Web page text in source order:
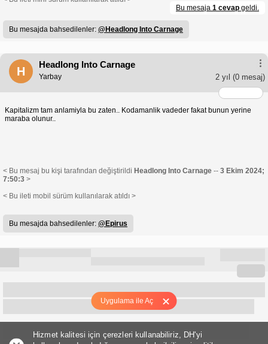
Uygulama ile Aç
Bu mesaja 1 cevap geldi.
Bu mesajda bahsedilenler: @Headlong Into Carnage
H
Headlong Into Carnage
2 yıl (0 mesaj)
Yarbay
Kapitalizm tam anlamiyla bu zaten.. Kodamanlik vadeder fakat bunun yerine
maraba olunur..
< Bu mesaj bu kişi tarafından değiştirildi Headlong Into Carnage -- 3 Ekim 2024;
7:50:3 >
< Bu ileti mobil sürüm kullanılarak atıldı >
Bu mesajda bahsedilenler: @Epirus
Hizmet kalitesi için çerezleri kullanabiliriz, DH'yi